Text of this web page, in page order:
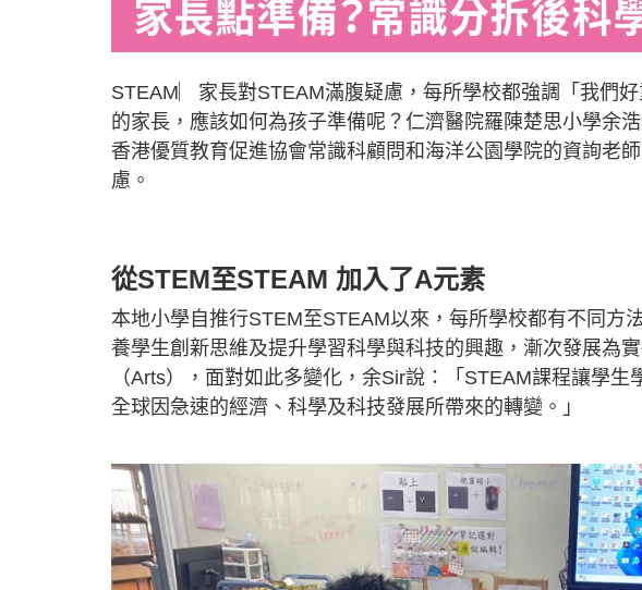
STEAM︳家長對STEAM滿腹疑慮，每所學校都強調「我們
的家長，應該如何為孩子準備呢？仁濟醫院羅陳楚思小學余
香港優質教育促進協會常識科顧問和海洋公園學院的資詢老
慮。
從STEM至STEAM 加入了A元素
本地小學自推行STEM至STEAM以來，每所學校都有不同方
養學生創新思維及提升學習科學與科技的興趣，漸次發展為
（Arts），面對如此多變化，余Sir說：「STEAM課程讓學
全球因急速的經濟、科學及科技發展所帶來的轉變。」